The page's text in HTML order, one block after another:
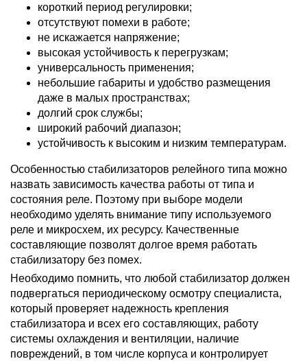
короткий период регулировки;
отсутствуют помехи в работе;
не искажается напряжение;
высокая устойчивость к перегрузкам;
универсальность применения;
небольшие габариты и удобство размещения
даже в малых пространствах;
долгий срок службы;
широкий рабочий диапазон;
устойчивость к высоким и низким температурам.
Особенностью стабилизаторов релейного типа можно
назвать зависимость качества работы от типа и
состояния реле. Поэтому при выборе модели
необходимо уделять внимание типу используемого
реле и микросхем, их ресурсу. Качественные
составляющие позволят долгое время работать
стабилизатору без помех.
Необходимо помнить, что любой стабилизатор должен
подвергаться периодическому осмотру специалиста,
который проверяет надежность крепления
стабилизатора и всех его составляющих, работу
системы охлаждения и вентиляции, наличие
повреждений, в том числе корпуса и контролирует